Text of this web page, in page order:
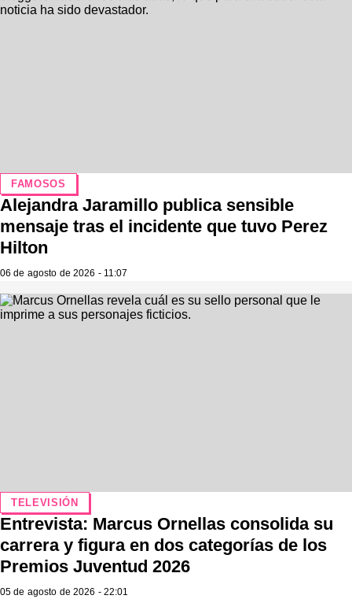
FAMOSOS
Alejandra Jaramillo publica sensible
mensaje tras el incidente que tuvo Perez
Hilton
06 de agosto de 2026 - 11:07
TELEVISIÓN
Entrevista: Marcus Ornellas consolida su
carrera y figura en dos categorías de los
Premios Juventud 2026
05 de agosto de 2026 - 22:01